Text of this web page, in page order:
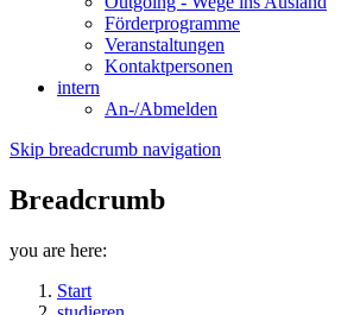
Förderprogramme
Veranstaltungen
Kontaktpersonen
intern
An-/Abmelden
Skip breadcrumb navigation
Breadcrumb
you are here:
Start